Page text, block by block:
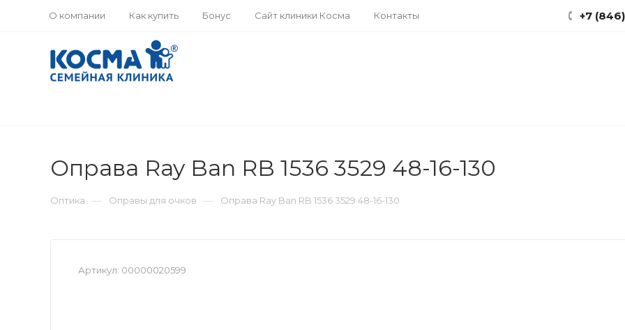
О компании Как купить Бонус Сайт клиники Косма Контакты +7
Оправа Ray Ban RB 1536 3529 48-16-130
Оптика — Оправы для очков — Оправа Ray Ban RB 1536 3529 48-16-130
Артикул: 00000020599